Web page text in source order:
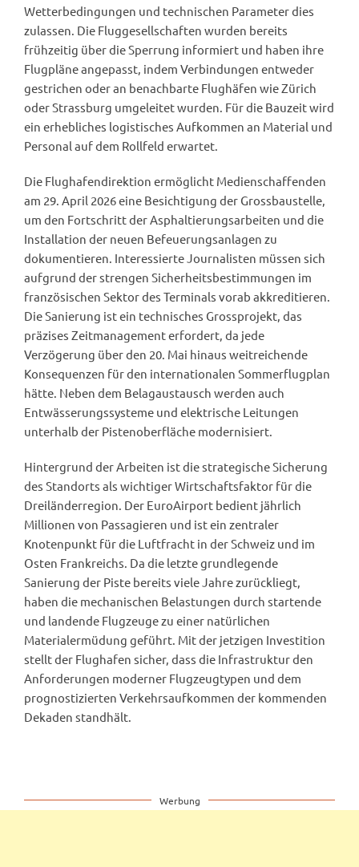
Wetterbedingungen und technischen Parameter dies
zulassen. Die Fluggesellschaften wurden bereits
frühzeitig über die Sperrung informiert und haben ihre
Flugpläne angepasst, indem Verbindungen entweder
gestrichen oder an benachbarte Flughäfen wie Zürich
oder Strassburg umgeleitet wurden. Für die Bauzeit wird
ein erhebliches logistisches Aufkommen an Material und
Personal auf dem Rollfeld erwartet.
Die Flughafendirektion ermöglicht Medienschaffenden
am 29. April 2026 eine Besichtigung der Grossbaustelle,
um den Fortschritt der Asphaltierungsarbeiten und die
Installation der neuen Befeuerungsanlagen zu
dokumentieren. Interessierte Journalisten müssen sich
aufgrund der strengen Sicherheitsbestimmungen im
französischen Sektor des Terminals vorab akkreditieren.
Die Sanierung ist ein technisches Grossprojekt, das
präzises Zeitmanagement erfordert, da jede
Verzögerung über den 20. Mai hinaus weitreichende
Konsequenzen für den internationalen Sommerflugplan
hätte. Neben dem Belagaustausch werden auch
Entwässerungssysteme und elektrische Leitungen
unterhalb der Pistenoberfläche modernisiert.
Hintergrund der Arbeiten ist die strategische Sicherung
des Standorts als wichtiger Wirtschaftsfaktor für die
Dreiländerregion. Der EuroAirport bedient jährlich
Millionen von Passagieren und ist ein zentraler
Knotenpunkt für die Luftfracht in der Schweiz und im
Osten Frankreichs. Da die letzte grundlegende
Sanierung der Piste bereits viele Jahre zurückliegt,
haben die mechanischen Belastungen durch startende
und landende Flugzeuge zu einer natürlichen
Materialermüdung geführt. Mit der jetzigen Investition
stellt der Flughafen sicher, dass die Infrastruktur den
Anforderungen moderner Flugzeugtypen und dem
prognostizierten Verkehrsaufkommen der kommenden
Dekaden standhält.
Werbung